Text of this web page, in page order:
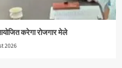
करेगा रोजगार मेले
2026